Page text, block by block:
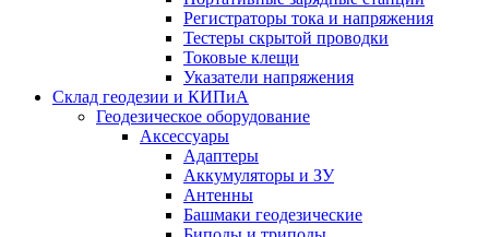
Регистраторы тока и напряжения
Тестеры скрытой проводки
Токовые клещи
Указатели напряжения
Склад геодезии и КИПиА
Геодезическое оборудование
Аксессуары
Адаптеры
Аккумуляторы и ЗУ
Антенны
Башмаки геодезические